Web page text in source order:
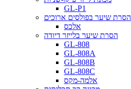
GL-P1
הסרת שיער בפולסים ארוכים
אלכס
הסרת שיער בלייזר דיודה
GL-808
GL-808A
GL-808B
GL-808C
אלמה-מקס